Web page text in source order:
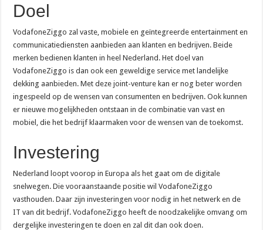
Doel
VodafoneZiggo zal vaste, mobiele en geïntegreerde entertainment en
communicatiediensten aanbieden aan klanten en bedrijven. Beide
merken bedienen klanten in heel Nederland. Het doel van
VodafoneZiggo is dan ook een geweldige service met landelijke
dekking aanbieden. Met deze joint-venture kan er nog beter worden
ingespeeld op de wensen van consumenten en bedrijven. Ook kunnen
er nieuwe mogelijkheden ontstaan in de combinatie van vast en
mobiel, die het bedrijf klaarmaken voor de wensen van de toekomst.
Investering
Nederland loopt voorop in Europa als het gaat om de digitale
snelwegen. Die vooraanstaande positie wil VodafoneZiggo
vasthouden. Daar zijn investeringen voor nodig in het netwerk en de
IT van dit bedrijf. VodafoneZiggo heeft de noodzakelijke omvang om
dergelijke investeringen te doen en zal dit dan ook doen.